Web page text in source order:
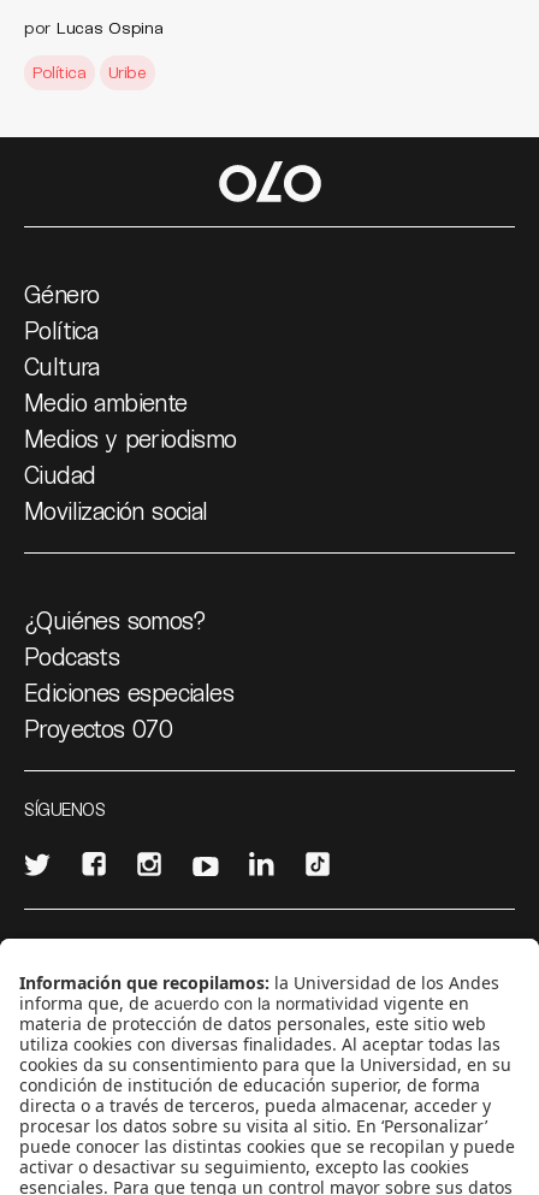
por Lucas Ospina
Política Uribe
Género
Política
Cultura
Medio ambiente
Medios y periodismo
Ciudad
Movilización social
¿Quiénes somos?
Podcasts
Ediciones especiales
Proyectos 070
SÍGUENOS
CONTÁCTANOS
cerosetenta@uniandes.edu.co
BOGOTÁ, COLOMBIA